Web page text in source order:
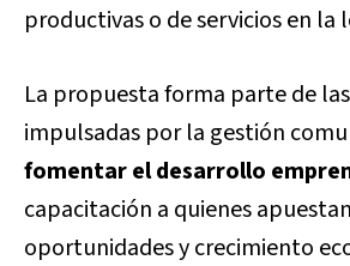
productivas o de servicios en la
La propuesta forma parte de
impulsadas por la gestión
fomentar el desarrollo
capacitación a quienes
oportunidades y crecimiento